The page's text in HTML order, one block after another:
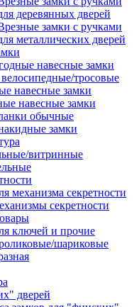
деревянных дверей
замки с ручками
металлических дверей
навесные замки
тросовые
навесные замки
навесные замки
обычные
замки
витринные
механизма секретности
секретности
ключей и прочие
шариковые
дверей